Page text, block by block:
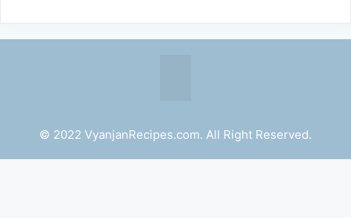
© 2022 VyanjanRecipes.com. All Right Reserved.